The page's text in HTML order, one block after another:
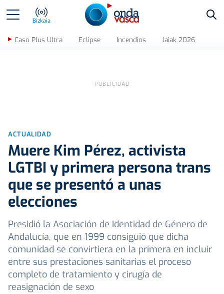
Bizkaia
Caso Plus Ultra Eclipse Incendios Jaiak 2026
ACTUALIDAD
Muere Kim Pérez, activista
LGTBI y primera persona trans
que se presentó a unas
elecciones
Presidió la Asociación de Identidad de Género de
Andalucía, que en 1999 consiguió que dicha
comunidad se convirtiera en la primera en incluir
entre sus prestaciones sanitarias el proceso
completo de tratamiento y cirugía de
reasignación de sexo